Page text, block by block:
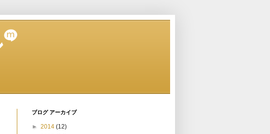
ブログ アーカイブ
► 2014 (12)